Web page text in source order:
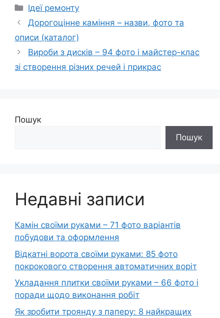
Категорії
Ідеї ремонту
Дорогоцінне каміння – назви, фото та
описи (каталог)
Вироби з дисків – 94 фото і майстер-клас
зі створення різних речей і прикрас
Пошук
Пошук
Недавні записи
Камін своїми руками – 71 фото варіантів
побудови та оформлення
Відкатні ворота своїми руками: 85 фото
покрокового створення автоматичних воріт
Укладання плитки своїми руками – 66 фото і
поради щодо виконання робіт
Як зробити троянду з паперу: 8 найкращих